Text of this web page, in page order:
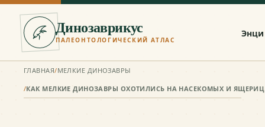
Динозаврикус
ПАЛЕОНТОЛОГИЧЕСКИЙ АТЛАС
ГЛАВНАЯ/МЕЛКИЕ ДИНОЗАВРЫ
/КАК МЕЛКИЕ ДИНОЗАВРЫ ОХОТИЛИСЬ НА НАСЕКОМЫХ И ЯЩЕРИЦ